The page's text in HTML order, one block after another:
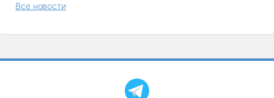
Все новости